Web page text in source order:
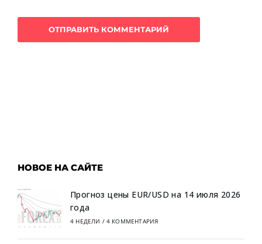
НОВОЕ НА САЙТЕ
Прогноз цены EUR/USD на 14 июля 2026
года
4 НЕДЕЛИ / 4 КОММЕНТАРИЯ